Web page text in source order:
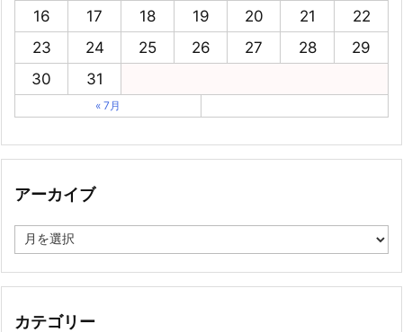
16
17 18 19 20 21
22
23
24 25 26 27 28
29
30
31
« 7月
アーカイブ
ー
イ
カテゴリー